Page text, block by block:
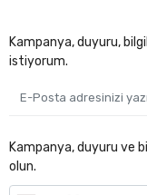
Kampanya, duyuru,
istiyorum.
Kampanya, duyuru ve
olun.